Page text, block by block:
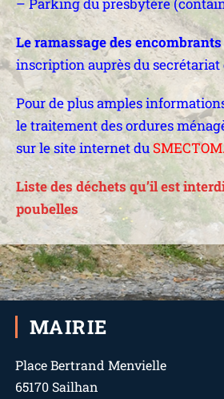
Le ramassage des encombrants
inscription auprès du secrétariat
Pour de plus amples
le traitement des ordures
sur le site internet du SMECTOM
Liste des déchets qu’il est
poubelles
MAIRIE
Place Bertrand Menvielle
65170 Sailhan